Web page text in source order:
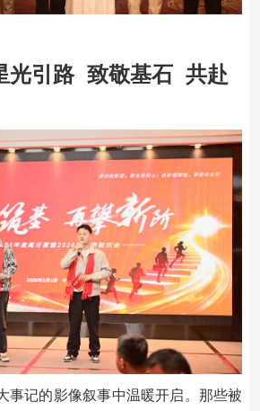
光引路 致敬基石 共赴
事记的影像叙事中温暖开启。那些被